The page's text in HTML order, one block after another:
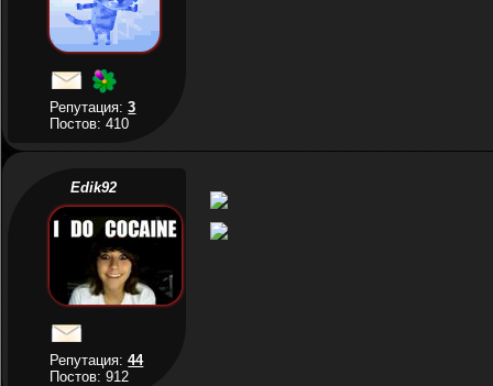
Репутация:3
Постов: 410
Edik92
Репутация:44
Постов: 912